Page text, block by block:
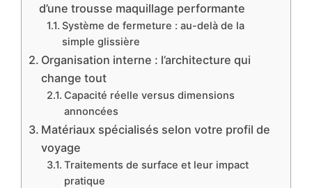
d’une trousse maquillage performante
Système de fermeture : au-delà de la
simple glissière
Organisation interne : l’architecture qui
change tout
Capacité réelle versus dimensions
annoncées
Matériaux spécialisés selon votre profil de
voyage
Traitements de surface et leur impact
pratique